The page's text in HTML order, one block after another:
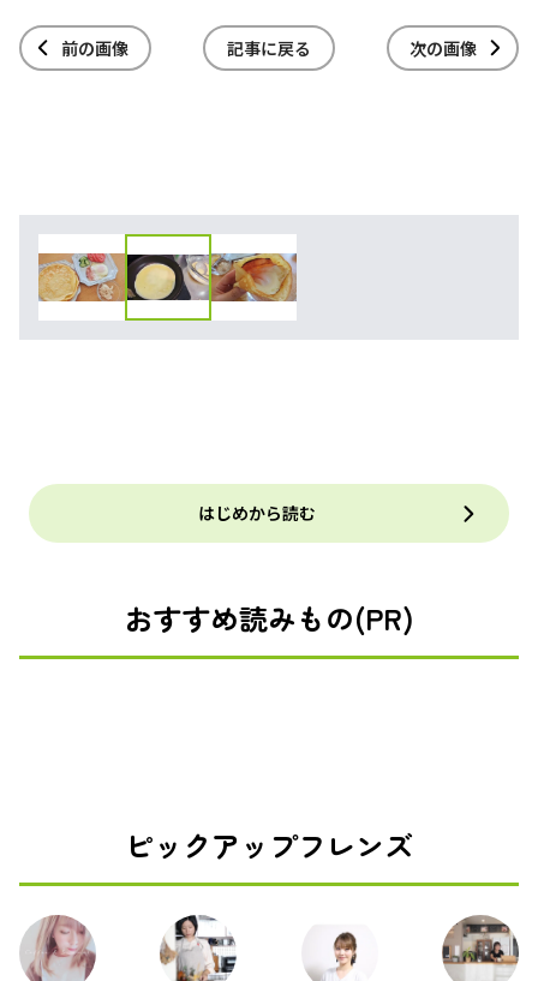
前の画像 記事に戻る 次の画像
はじめから読む
おすすめ読みもの(PR)
ピックアップフレンズ